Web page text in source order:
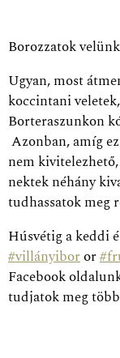
Borozzatok
Ugyan, most
koccintani
Borteraszunkon
Azonban, amíg
nem
nektek néhány
tudhassatok meg
Húsvétig a keddi
#villányiboror#
Facebook
tudjatok meg